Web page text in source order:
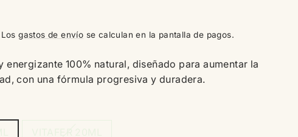
Losgastos de envío se calculan en la pantalla de pagos.
energizante 100% natural, diseñado para aumentar la
con una fórmula progresiva y duradera.